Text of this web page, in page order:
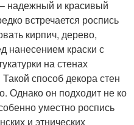
надежный и красивый
встречается роспись
кирпич, дерево,
нанесением краски с
на стенах
способ декора стен
Однако он подходит не ко
уместно роспись
и этнических